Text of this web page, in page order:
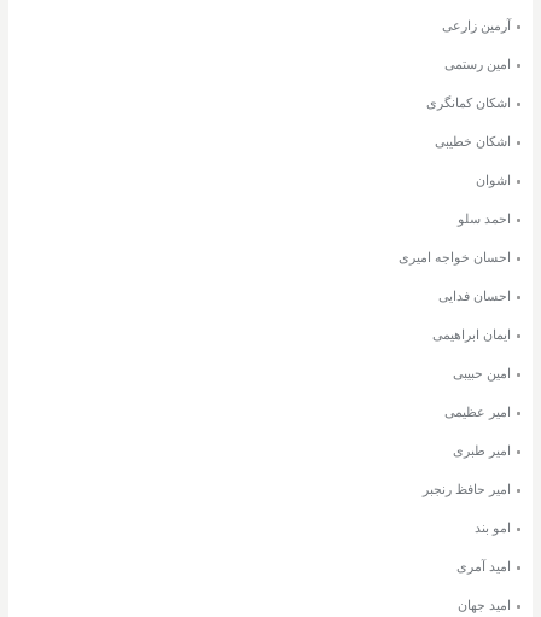
آرمین زارعی
امین رستمی
اشکان کمانگری
اشکان خطیبی
اشوان
احمد سلو
احسان خواجه امیری
احسان فدایی
ایمان ابراهیمی
امین حبیبی
امیر عظیمی
امیر طبری
امیر حافظ رنجبر
امو بند
امید آمری
امید جهان